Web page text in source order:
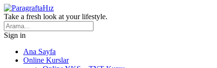
Take a fresh look at your lifestyle.
Sign in
Ana Sayfa
Online Kurslar